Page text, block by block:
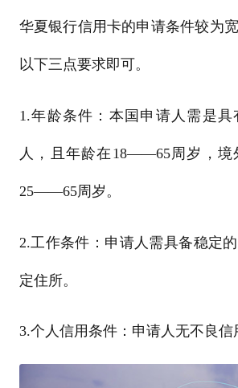
华夏银行信用卡的申请条件较为
以下三点要求即可。
1.年龄条件：本国申请人需是具
人，且年龄在18――65周岁，境
25――65周岁。
2.工作条件：申请人需具备稳定
定住所。
3.个人信用条件：申请人无不良信